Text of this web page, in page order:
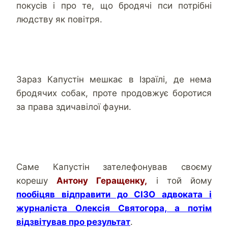
покусів і про те, що бродячі пси потрібні
людству як повітря.
Зараз Капустін мешкає в Ізраїлі, де нема
бродячих собак, проте продовжує боротися
за права здичавілої фауни.
Саме Капустін зателефонував своєму
корешуАнтону Геращенку, і той йому
пообіцяв відправити до СІЗО адвоката і
журналіста Олексія Святогора, а потім
відзвітував про результат.